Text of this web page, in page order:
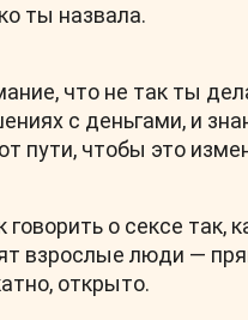
ты назвала.
что не так ты
с деньгами, и
пути, чтобы это
о сексе так,
взрослые люди —
открыто.